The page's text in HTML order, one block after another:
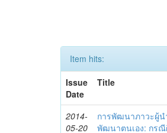
Item hits:
Issue
Date
Title
2014-
05-20
การพัฒนาภาวะผู้น
พัฒนาตนเอง: กร